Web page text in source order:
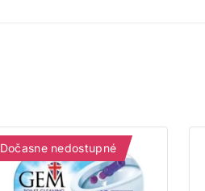
Dočasne nedostupné